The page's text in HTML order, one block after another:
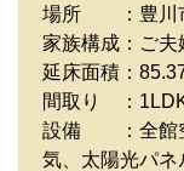
場所 ：豊川
家族構成：ご夫
延床面積：
間取り ：
設備 ：全館空
気、太陽光パネ